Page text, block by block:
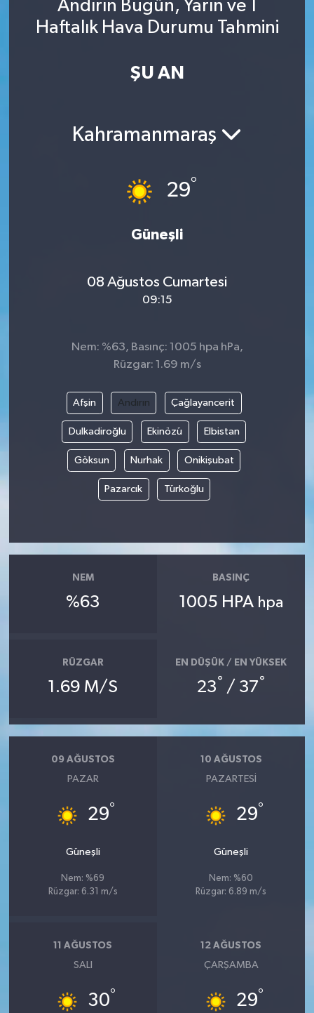
Andırın Bugün, Yarın ve 1
Haftalık Hava Durumu Tahmini
ŞU AN
Kahramanmaraş
29°
Güneşli
08 Ağustos Cumartesi
09:15
Nem: %63, Basınç: 1005 hpa hPa,
Rüzgar: 1.69 m/s
Afşin Andırın Çağlayancerit
Dulkadiroğlu Ekinözü Elbistan
Göksun Nurhak Onikişubat
Pazarcık Türkoğlu
NEM
%63
BASINÇ
1005 HPA hpa
RÜZGAR
1.69 M/S
EN DÜŞÜK / EN YÜKSEK
23° / 37°
09 AĞUSTOS
PAZAR
29°
Güneşli
Nem: %69
Rüzgar: 6.31 m/s
10 AĞUSTOS
PAZARTESI
29°
Güneşli
Nem: %60
Rüzgar: 6.89 m/s
11 AĞUSTOS
SALI
30°
12 AĞUSTOS
ÇARŞAMBA
29°